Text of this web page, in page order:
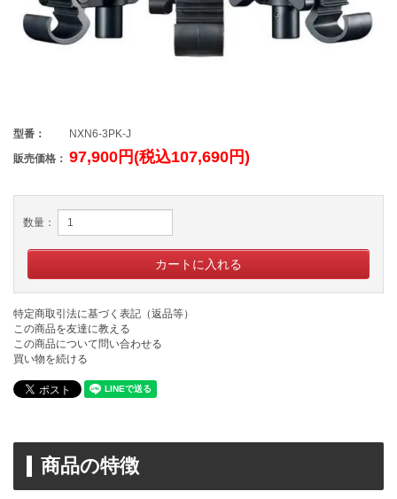
型番：
NXN6-3PK-J
販売価格： 97,900円(税込107,690円)
数量：
特定商取引法に基づく表記（返品等）
この商品を友達に教える
この商品について問い合わせる
買い物を続ける
商品の特徴